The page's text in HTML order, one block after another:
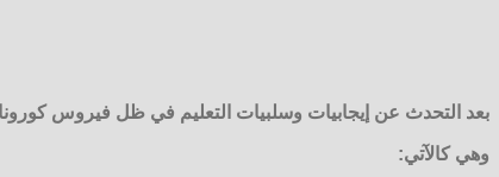
بعد التحدث عن إيجابيات وسلبيات التعليم في ظل فيروس
وهي كالآتي: